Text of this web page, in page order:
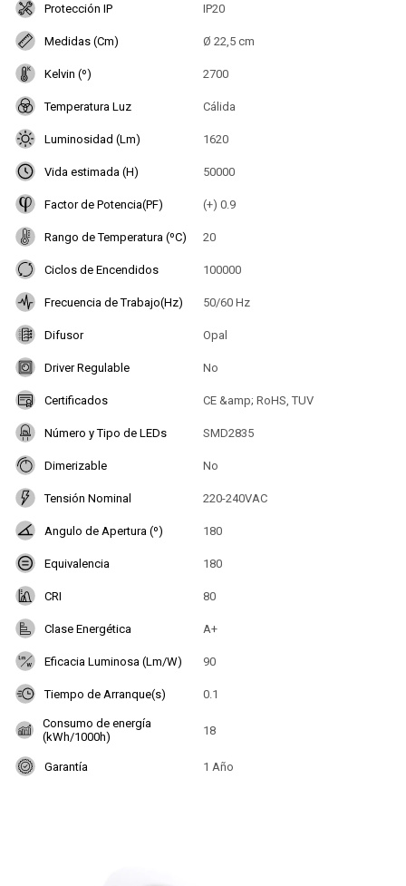
Protección IP IP20
Medidas (Cm) Ø 22,5 cm
Kelvin (º) 2700
Temperatura Luz Cálida
Luminosidad (Lm) 1620
Vida estimada (H) 50000
Factor de Potencia(PF) (+) 0.9
Rango de Temperatura (ºC) 20
Ciclos de Encendidos 100000
Frecuencia de Trabajo(Hz) 50/60 Hz
Difusor Opal
Driver Regulable No
Certificados CE &amp; RoHS, TUV
Número y Tipo de LEDs SMD2835
Dimerizable No
Tensión Nominal 220-240VAC
Angulo de Apertura (º) 180
Equivalencia 180
CRI 80
Clase Energética A+
Eficacia Luminosa (Lm/W) 90
Tiempo de Arranque(s) 0.1
Consumo de energía
(kWh/1000h)
18
Garantía 1 Año